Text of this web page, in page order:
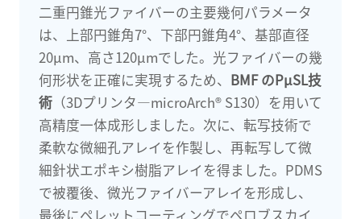
二重円錐光ファイバーの主要幾何パラメータ
は、上部円錐角7°、下部円錐角4°、基部直径
20μm、高さ120μmでした。光ファイバーの幾
何形状を正確に実現するため、 BMF のPμSL技
術（3Dプリンタ―microArch® S130）を用いて
高精度一体成形しました。次に、転写技術で
柔軟な微細孔アレイを作製し、再転写して微
細針状エポキシ樹脂アレイを得ました。PDMS
で被覆後、微光ファイバーアレイを形成し、
最後にペレットコーティングでペロブスカイ